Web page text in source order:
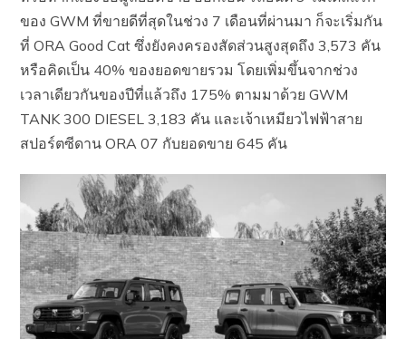
ของ GWM ที่ขายดีที่สุดในช่วง 7 เดือนที่ผ่านมา ก็จะเริ่มกัน
ที่ ORA Good Cat ซึ่งยังคงครองสัดส่วนสูงสุดถึง 3,573 คัน
หรือคิดเป็น 40% ของยอดขายรวม โดยเพิ่มขึ้นจากช่วง
เวลาเดียวกันของปีที่แล้วถึง 175% ตามมาด้วย GWM
TANK 300 DIESEL 3,183 คัน และเจ้าเหมียวไฟฟ้าสาย
สปอร์ตซีดาน ORA 07 กับยอดขาย 645 คัน